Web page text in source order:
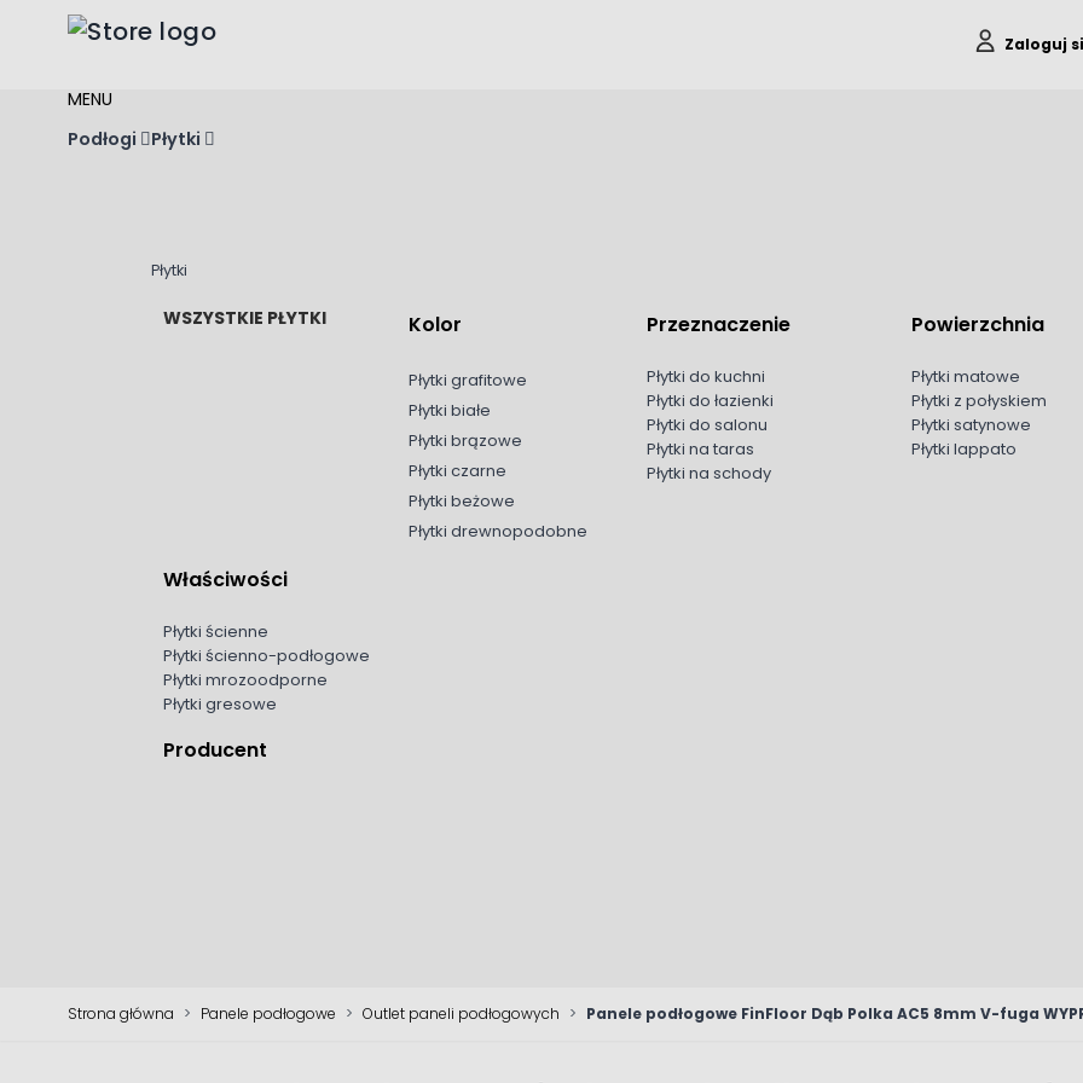
Przejdź do treści
Zaloguj
MENU
Podłogi
Płytki
Płytki
WSZYSTKIE PŁYTKI Kolor
Płytki grafitowe
Płytki białe
Płytki brązowe
Płytki czarne
Płytki beżowe
Płytki drewnopodobne
Przeznaczenie
Płytki do kuchni
Płytki do łazienki
Płytki do salonu
Płytki na taras
Płytki na schody
Powierzchnia
Płytki matowe
Płytki z połyskiem
Płytki satynowe
Płytki lappato
Właściwości
Płytki ścienne
Płytki ścienno-podłogowe
Płytki mrozoodporne
Płytki gresowe
Producent
Strona główna > Panele podłogowe > Outlet paneli podłogowych > Panele podłogowe FinFloor Dąb Polka AC5 8mm V-fuga